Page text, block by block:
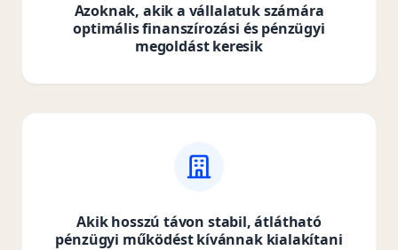
Azoknak, akik a vállalatuk számára
optimális finanszírozási és pénzügyi
megoldást keresik
Akik hosszú távon stabil, átlátható
pénzügyi működést kívánnak kialakítani